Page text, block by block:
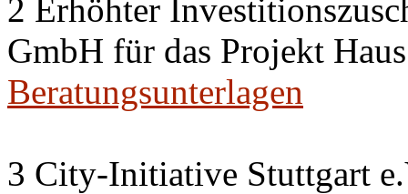
2 Erhöhter
GmbH für das Projekt
Beratungsunterlagen
3 City-Initiative Stuttgart